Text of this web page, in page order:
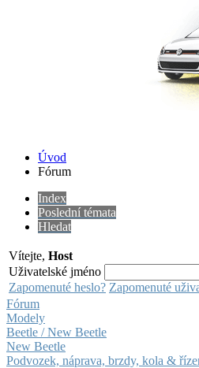
Úvod
Fórum
Index
Poslední témata
Hledat
Vítejte, Host
Uživatelské jméno
Zapomenuté heslo? Zapomenuté
Fórum
Modely
Beetle / New Beetle
New Beetle
Podvozek, náprava, brzdy, kola &